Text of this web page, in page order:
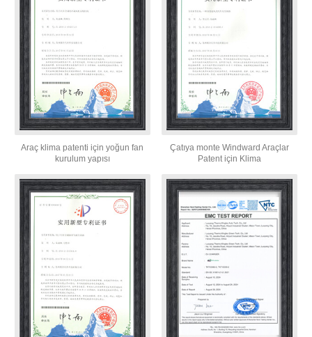
Araç klima patenti için yoğun fan
kurulum yapısı
Çatıya monte Windward Araçlar
Patent için Klima